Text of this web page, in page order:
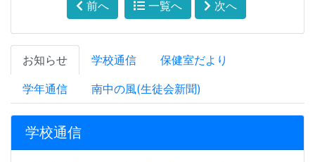
前へ 一覧へ 次へ
お知らせ 学校通信 保健室だより
学年通信 南中の風(生徒会新聞)
学校通信